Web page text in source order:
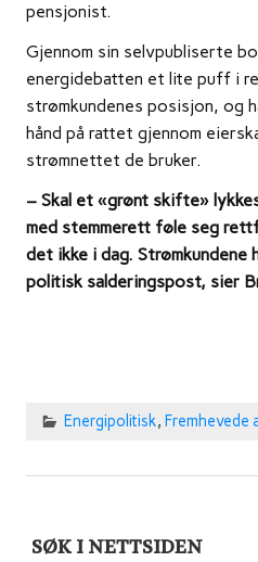
pensjonist.
Gjennom sin selvpubliserte
energidebatten et lite puff i
strømkundenes posisjon, og
hånd på rattet gjennom
strømnettet de bruker.
– Skal et «grønt skifte»
med stemmerett føle seg
det ikke i dag. Strømkundene
politisk salderingspost, sier
Energipolitisk, Fremhevede
SØK I NETTSIDEN